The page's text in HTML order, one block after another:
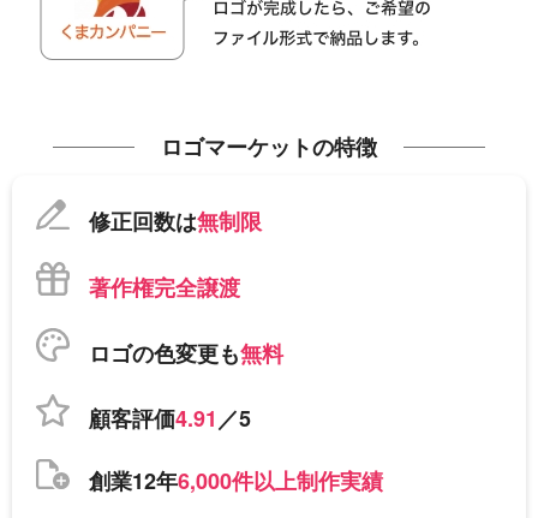
ロゴマーケットの特徴
修正回数は無制限
著作権完全譲渡
ロゴの色変更も無料
顧客評価4.91／5
創業12年6,000件以上制作実績